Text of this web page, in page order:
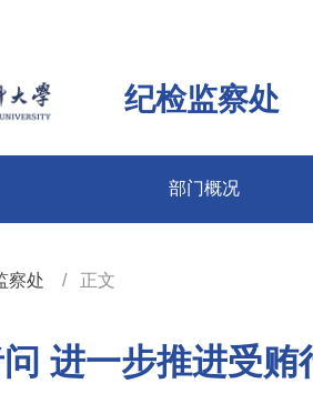
纪检监察处
部门概况
察处 正文
进一步推进受贿